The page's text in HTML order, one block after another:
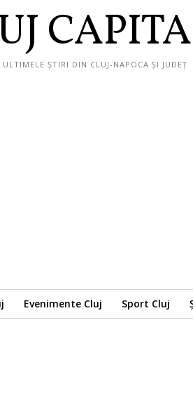
ULTIMELE ȘTIRI DIN CLUJ-NAPOCA ȘI JUDEȚ
Evenimente Cluj Sport Cluj